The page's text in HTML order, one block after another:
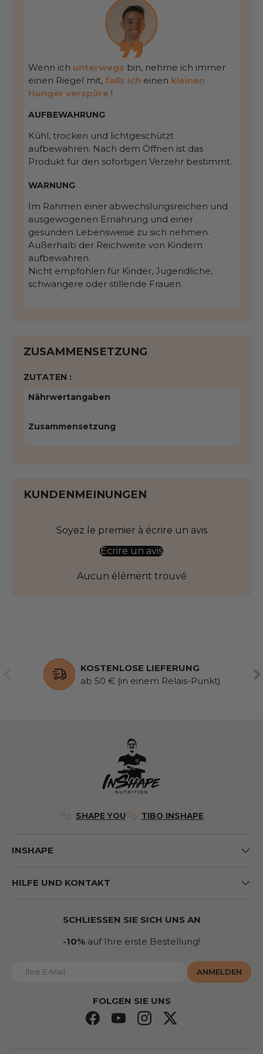
Wenn ich unterwegs bin, nehme ich immer
einen Riegel mit, falls ich einen kleinen
Hunger verspüre !
AUFBEWAHRUNG
Kühl, trocken und lichtgeschützt
aufbewahren. Nach dem Öffnen ist das
Produkt für den sofortigen Verzehr bestimmt.
WARNUNG
Im Rahmen einer abwechslungsreichen und
ausgewogenen Ernährung und einer
gesunden Lebensweise zu sich nehmen.
Außerhalb der Reichweite von Kindern
aufbewahren.
Nicht empfohlen für Kinder, Jugendliche,
schwangere oder stillende Frauen.
ZUSAMMENSETZUNG
ZUTATEN :
Nährwertangaben
Zusammensetzung
KUNDENMEINUNGEN
Soyez le premier à écrire un avis
Écrire un avis
Aucun élément trouvé
VORHERIGE
KOSTENLOSE LIEFERUNG
ab 50 € (in einem Relais-Punkt)
SHAPE YOU TIBO INSHAPE
INSHAPE
HILFE UND KONTAKT
SCHLIESSEN SIE SICH UNS AN
-10% auf Ihre erste Bestellung!
E-Mail
ANMELDEN
FOLGEN SIE UNS
Facebook
YouTubeInstagram
Twitter